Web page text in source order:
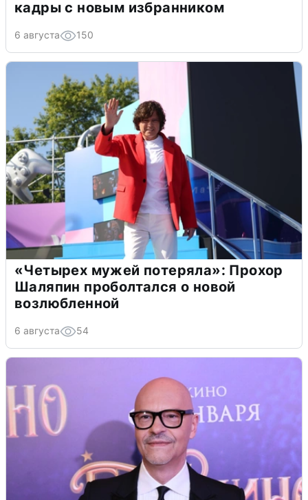
кадры с новым избранником
6 августа 150
«Четырех мужей потеряла»: Прохор
Шаляпин проболтался о новой
возлюбленной
6 августа 54